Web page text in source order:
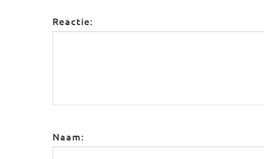
Reactie:
Naam: